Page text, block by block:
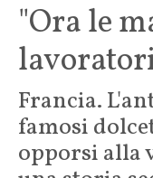
"Ora le
Francia.
famosi
opporsi alla